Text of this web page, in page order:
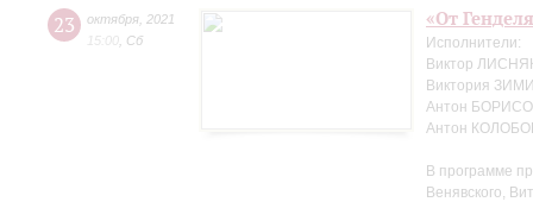
23 октября 2021
15:00 Сб
«От
Исполнители:
Виктор
Виктория
Антон
Антон
В программе
Венявского,